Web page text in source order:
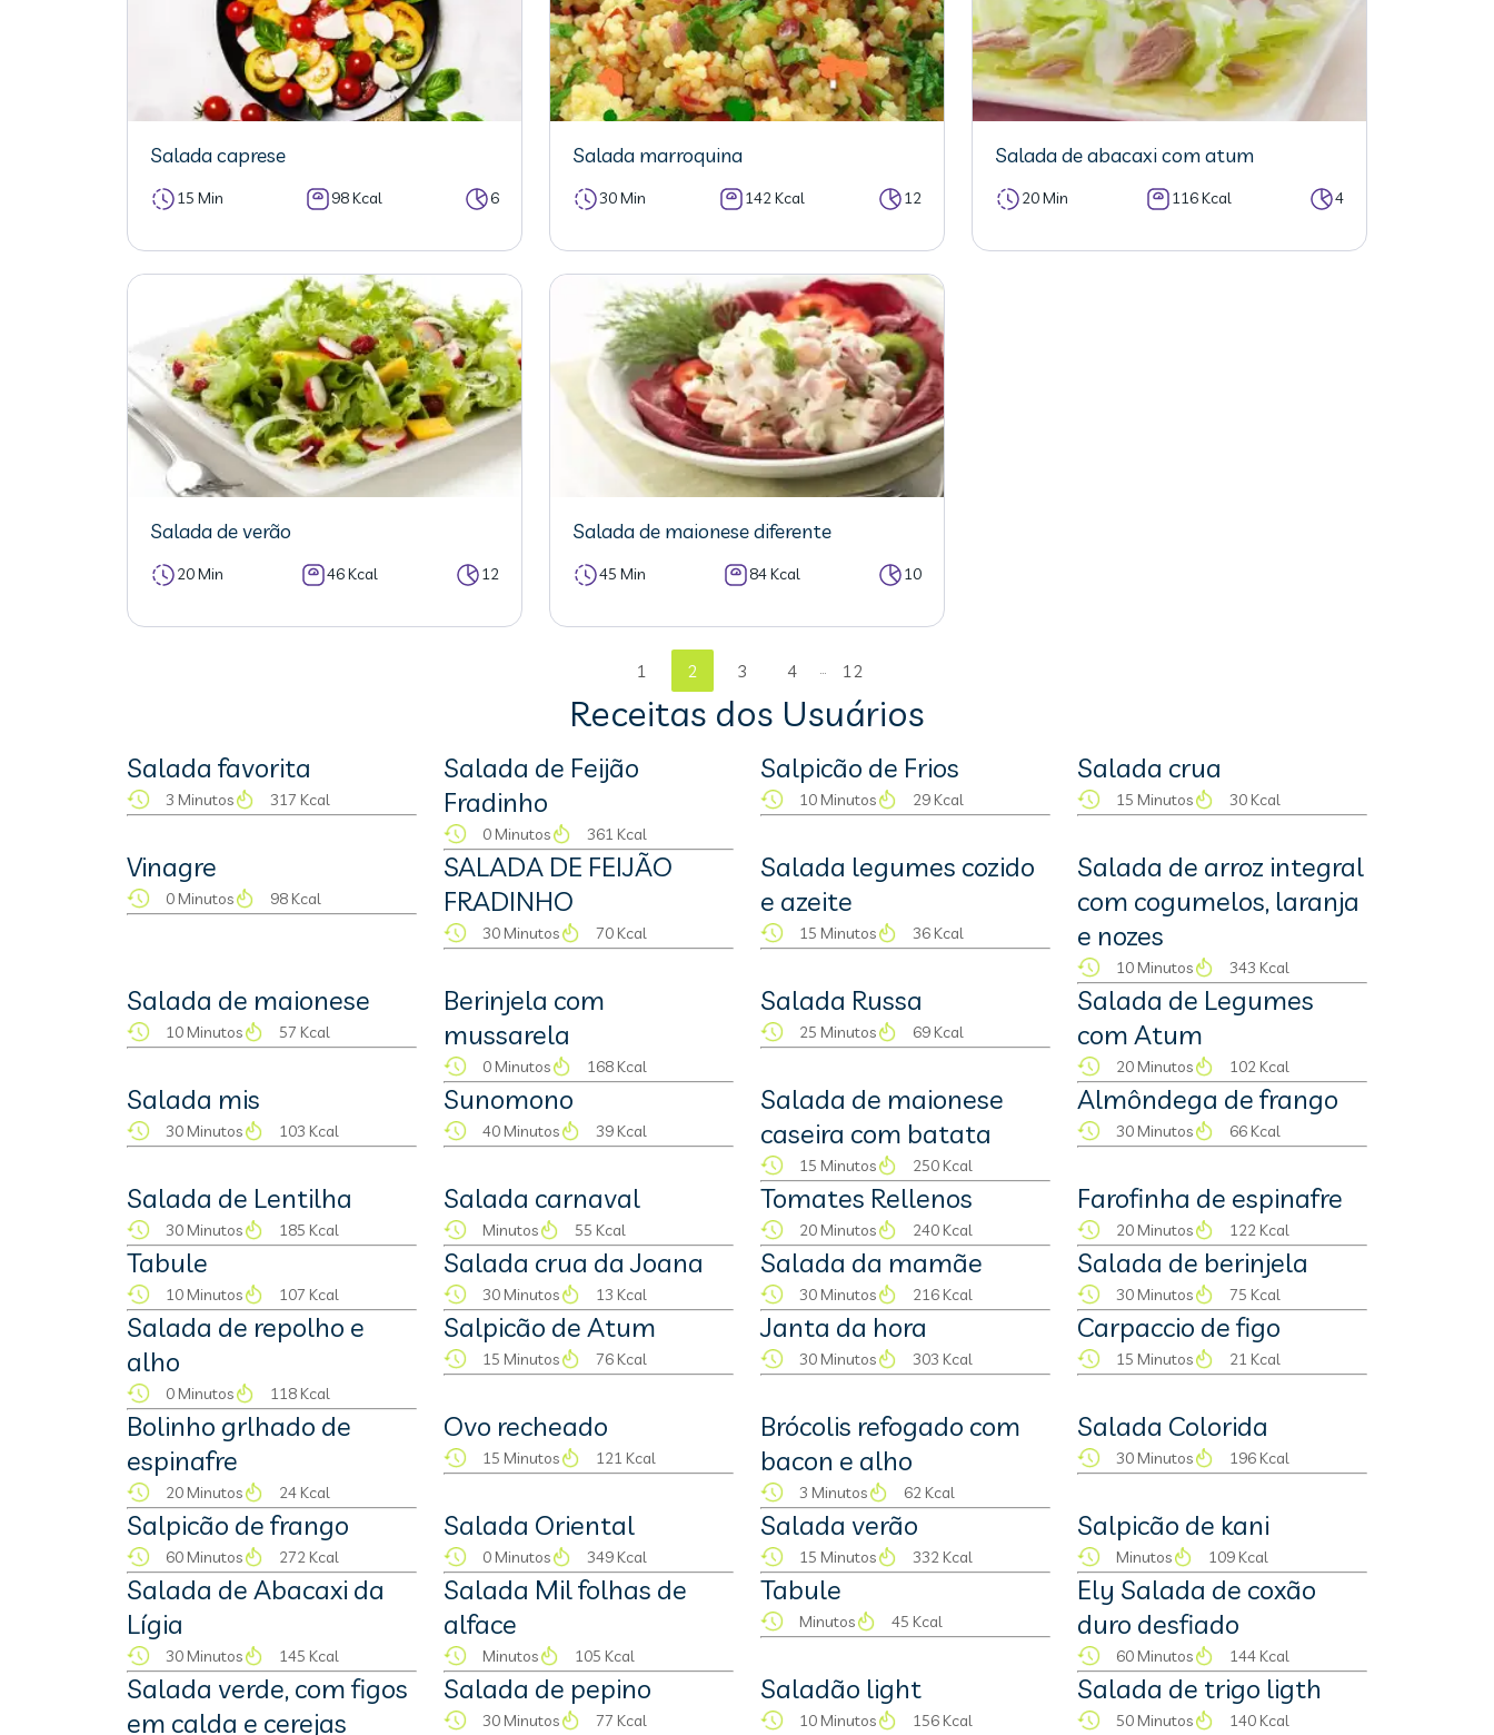
Salada caprese
15 Min 98 Kcal 6
Salada marroquina
30 Min 142 Kcal 12
Salada de abacaxi com atum
20 Min 116 Kcal 4
Salada de verão
20 Min 46 Kcal 12
Salada de maionese diferente
45 Min 84 Kcal 10
1 2 3 4 ... 12
Receitas dos Usuários
Salada favorita
3 Minutos 317 Kcal
Salada de Feijão
Fradinho
0 Minutos 361 Kcal
Salpicão de Frios
10 Minutos 29 Kcal
Salada crua
15 Minutos 30 Kcal
Vinagre
0 Minutos 98 Kcal
SALADA DE FEIJÃO
FRADINHO
30 Minutos 70 Kcal
Salada legumes cozido
e azeite
15 Minutos 36 Kcal
Salada de arroz integral
com cogumelos, laranja
e nozes
10 Minutos 343 Kcal
Salada de maionese
10 Minutos 57 Kcal
Berinjela com
mussarela
0 Minutos 168 Kcal
Salada Russa
25 Minutos 69 Kcal
Salada de Legumes
com Atum
20 Minutos 102 Kcal
Salada mis
30 Minutos 103 Kcal
Sunomono
40 Minutos 39 Kcal
Salada de maionese
caseira com batata
15 Minutos 250 Kcal
Almôndega de frango
30 Minutos 66 Kcal
Salada de Lentilha
30 Minutos 185 Kcal
Salada carnaval
Minutos 55 Kcal
Tomates Rellenos
20 Minutos 240 Kcal
Farofinha de espinafre
20 Minutos 122 Kcal
Tabule
10 Minutos 107 Kcal
Salada crua da Joana
30 Minutos 13 Kcal
Salada da mamãe
30 Minutos 216 Kcal
Salada de berinjela
30 Minutos 75 Kcal
Salada de repolho e
alho
0 Minutos 118 Kcal
Salpicão de Atum
15 Minutos 76 Kcal
Janta da hora
30 Minutos 303 Kcal
Carpaccio de figo
15 Minutos 21 Kcal
Bolinho grlhado de
espinafre
20 Minutos 24 Kcal
Ovo recheado
15 Minutos 121 Kcal
Brócolis refogado com
bacon e alho
3 Minutos 62 Kcal
Salada Colorida
30 Minutos 196 Kcal
Salpicão de frango
60 Minutos 272 Kcal
Salada Oriental
0 Minutos 349 Kcal
Salada verão
15 Minutos 332 Kcal
Salpicão de kani
Minutos 109 Kcal
Salada de Abacaxi da
Lígia
30 Minutos 145 Kcal
Salada Mil folhas de
alface
Minutos 105 Kcal
Tabule
Minutos 45 Kcal
Ely Salada de coxão
duro desfiado
60 Minutos 144 Kcal
Salada verde, com figos
em calda e cerejas
Salada de pepino
30 Minutos 77 Kcal
Saladão light
10 Minutos 156 Kcal
Salada de trigo ligth
50 Minutos 140 Kcal